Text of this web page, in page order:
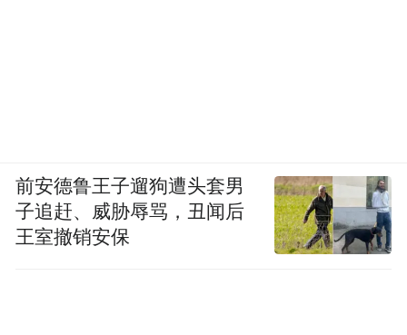
前安德鲁王子遛狗遭头套男
子追赶、威胁辱骂，丑闻后
王室撤销安保